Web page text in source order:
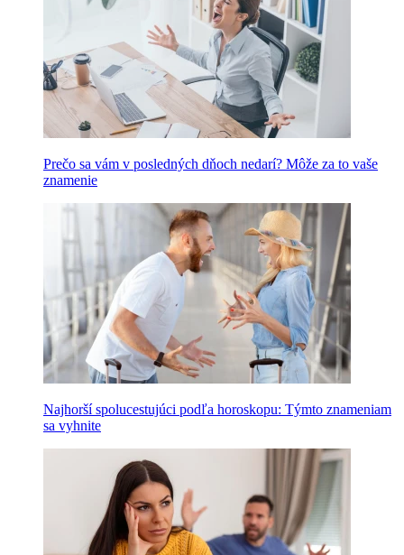
Prečo sa vám v posledných dňoch nedarí? Môže za to vaše
znamenie
Najhorší spolucestujúci podľa horoskopu: Týmto znameniam
sa vyhnite